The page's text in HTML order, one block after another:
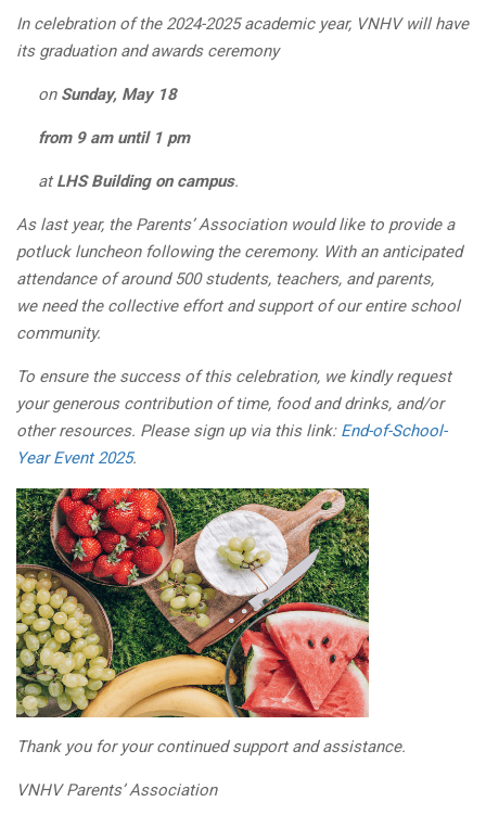
In celebration of the 2024-2025 academic year, VNHV will have
its graduation and awards ceremony
on Sunday, May 18
from 9 am until 1 pm
atLHS Building on campus.
As last year, the Parents’ Association would like to provide a
potluck luncheon following the ceremony. With an anticipated
attendance of around 500 students, teachers, and parents,
we need the collective effort and support of our entire school
community.
To ensure the success of this celebration, we kindly request
your generous contribution of time, food and drinks, and/or
other resources. Please sign up via this link: End-of-School-
Year Event 2025.
Thank you for your continued support and assistance.
VNHV Parents’ Association